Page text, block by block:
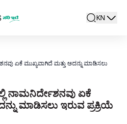
search
Locale
KN
active
ಏಕೆ ಮುಖ್ಯವಾಗಿದೆ ಮತ್ತು ಅದನ್ನು ಮಾಡಿಸಲು
ನಾಮನಿರ್ದೇಶನವು ಏಕೆ
ಮಾಡಿಸಲು ಇರುವ ಪ್ರಕ್ರಿಯೆ